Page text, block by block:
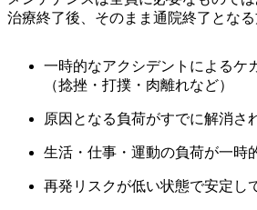
治療終了後、そのまま通院終了となる
一時的なアクシデントによるケ
（捻挫・打撲・肉離れなど）
原因となる負荷がすでに解消さ
生活・仕事・運動の負荷が一時
再発リスクが低い状態で安定し